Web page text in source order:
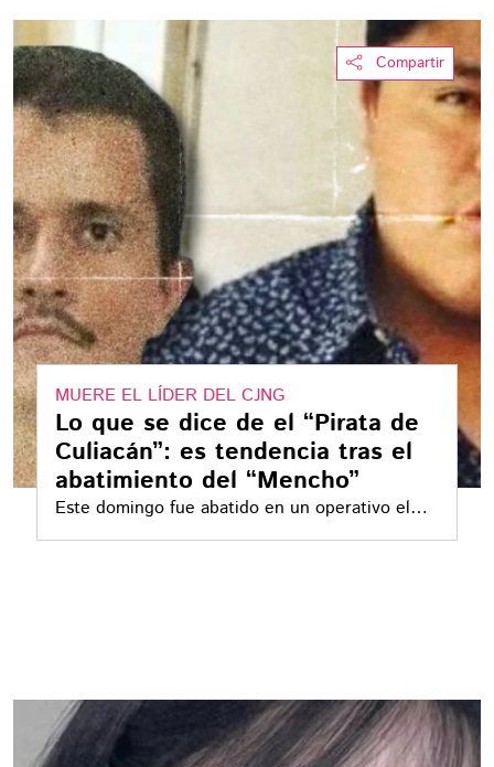
Tenía 30 años y acumulaba más de 1.7 millones
de seguidores en TikTok
Compartir
MUERE EL LÍDER DEL CJNG
Lo que se dice de el “Pirata de
Culiacán”: es tendencia tras el
abatimiento del “Mencho”
Este domingo fue abatido en un operativo el
líder del CJNG, así lo confirmaron las fuentes